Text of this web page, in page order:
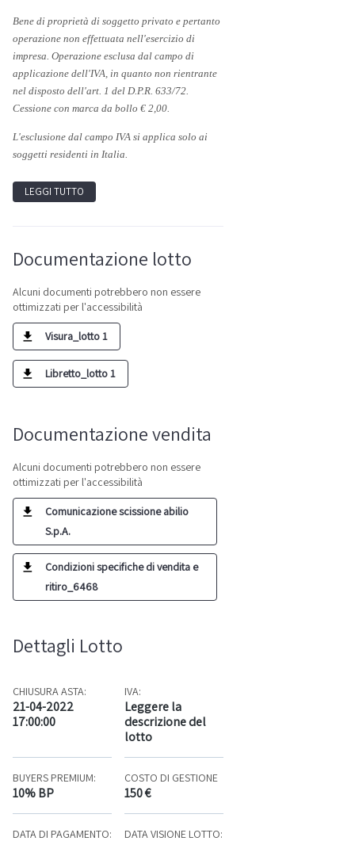
Bene di proprietà di soggetto privato e pertanto
operazione non effettuata nell'esercizio di
impresa. Operazione esclusa dal campo di
applicazione dell'IVA, in quanto non rientrante
nel disposto dell'art. 1 del D.P.R. 633/72.
Cessione con marca da bollo € 2,00.
L'esclusione dal campo IVA si applica solo ai
soggetti residenti in Italia.
LEGGI TUTTO
Documentazione lotto
Alcuni documenti potrebbero non essere
ottimizzati per l'accessibilità
Visura_lotto 1
Libretto_lotto 1
Documentazione vendita
Alcuni documenti potrebbero non essere
ottimizzati per l'accessibilità
Comunicazione scissione abilio
S.p.A.
Condizioni specifiche di vendita e
ritiro_6468
Dettagli Lotto
CHIUSURA ASTA:
21-04-2022
17:00:00
IVA:
Leggere la
descrizione del
lotto
BUYERS PREMIUM:
10% BP
COSTO DI GESTIONE
150 €
DATA DI PAGAMENTO: DATA VISIONE LOTTO: